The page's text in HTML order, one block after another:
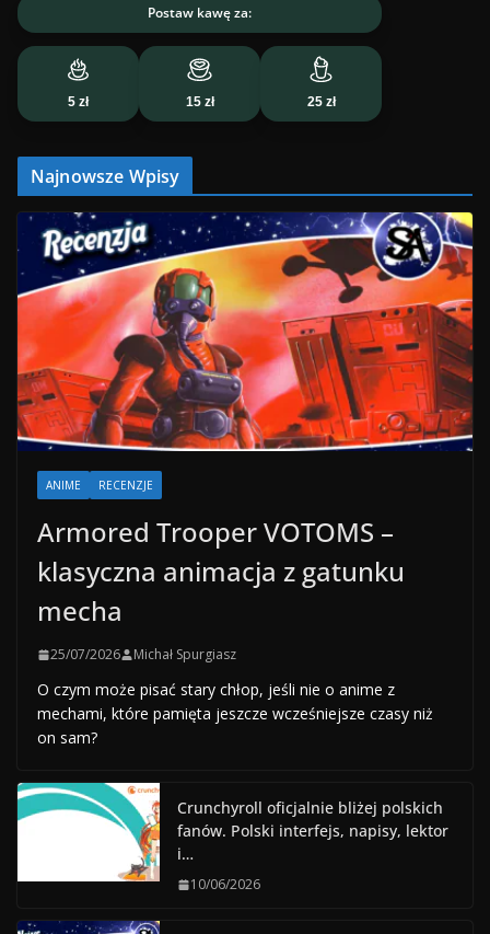
Postaw kawę za:
5 zł 15 zł 25 zł
Najnowsze Wpisy
ANIME RECENZJE
Armored Trooper VOTOMS –
klasyczna animacja z gatunku
mecha
25/07/2026 Michał Spurgiasz
O czym może pisać stary chłop, jeśli nie o anime z
mechami, które pamięta jeszcze wcześniejsze czasy niż
on sam?
Crunchyroll oficjalnie bliżej polskich
fanów. Polski interfejs, napisy, lektor
i…
10/06/2026